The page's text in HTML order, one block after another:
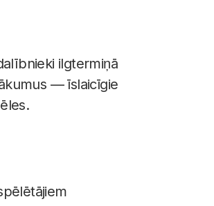
ilgtermiņā
— īslaicīgie